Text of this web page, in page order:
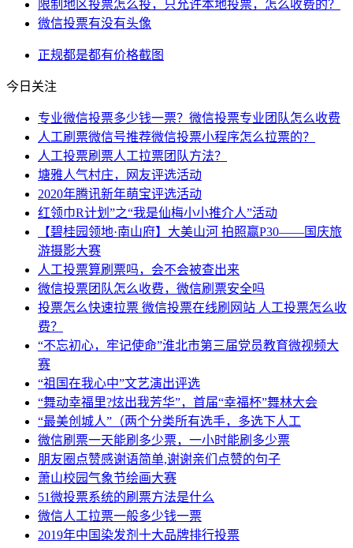
限制地区投票怎么投，只允许本地投票，怎么收费的？
微信投票有没有头像
正规都是都有价格截图
今日关注
专业微信投票多少钱一票？微信投票专业团队怎么收费
人工刷票微信号推荐微信投票小程序怎么拉票的？
人工投票刷票人工拉票团队方法？
塘雅人气村庄，网友评选活动
2020年腾讯新年萌宝评选活动
红领巾R计划”之“我是仙梅小小推介人”活动
【碧桂园领地·南山府】大美山河 拍照赢P30——国庆旅
游摄影大赛
人工投票算刷票吗，会不会被查出来
微信投票团队怎么收费，微信刷票安全吗
投票怎么快速拉票 微信投票在线刷网站 人工投票怎么收
费？
“不忘初心，牢记使命”淮北市第三届党员教育微视频大
赛
“祖国在我心中”文艺演出评选
“舞动幸福里?炫出我芳华”，首届“幸福杯”舞林大会
“最美创城人”（两个分类所有选手，多选下人工
微信刷票一天能刷多少票，一小时能刷多少票
朋友圈点赞感谢语简单,谢谢亲们点赞的句子
萧山校园气象节绘画大赛
51微投票系统的刷票方法是什么
微信人工拉票一般多少钱一票
2019年中国染发剂十大品牌排行投票